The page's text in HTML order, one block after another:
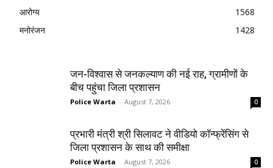
आरोग्य
1568
मनोरंजन
1428
जन-विश्वास से जनकल्याण की नई राह, ग्रामीणों के
बीच पहुंचा जिला प्रशासन
Police Warta - August 7, 2026 0
प्रभारी मंत्री श्री सिलावट ने वीडियो कॉन्फ्रेंसिंग से
जिला प्रशासन के साथ की समीक्षा
Police Warta - August 7, 2026 0